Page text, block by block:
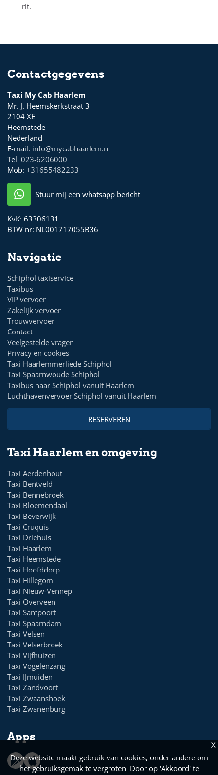
rit.
Contactgegevens
Taxi My Cab Haarlem
Mr. J. Heemskerkstraat 3
2104 XE
Heemstede
Nederland
E-mail: info@mycabhaarlem.nl
Tel: 023-6206000
Mob: +31655482233
Stuur mij een whatsapp bericht
KvK: 63306131
BTW nr: NL001717055B36
Navigatie
Schiphol taxiservice
Taxibus
VIP vervoer
Zakelijk vervoer
Trouwvervoer
Contact
Veelgestelde vragen
Privacy en cookies
Taxi Haarlemmerliede Schiphol
Taxi Spaarnwoude Schiphol
Taxibus naar Schiphol vanuit Haarlem
Luchthavenvervoer Schiphol vanuit Haarlem
RESERVEREN
Taxi Haarlem en omgeving
Taxi Aerdenhout
Taxi Bentveld
Taxi Bennebroek
Taxi Bloemendaal
Taxi Beverwijk
Taxi Cruquis
Taxi Driehuis
Taxi Haarlem
Taxi Heemstede
Taxi Hoofddorp
Taxi Hillegom
Taxi Nieuw-Vennep
Taxi Overveen
Taxi Santpoort
Taxi Spaarndam
Taxi Velsen
Taxi Velserbroek
Taxi Vijfhuizen
Taxi Vogelenzang
Taxi IJmuiden
Taxi Zandvoort
Taxi Zwaanshoek
Taxi Zwanenburg
Apps
Deze website maakt gebruik van cookies, onder andere om
het gebruiksgemak te vergroten. Door op 'Akkoord' te
X